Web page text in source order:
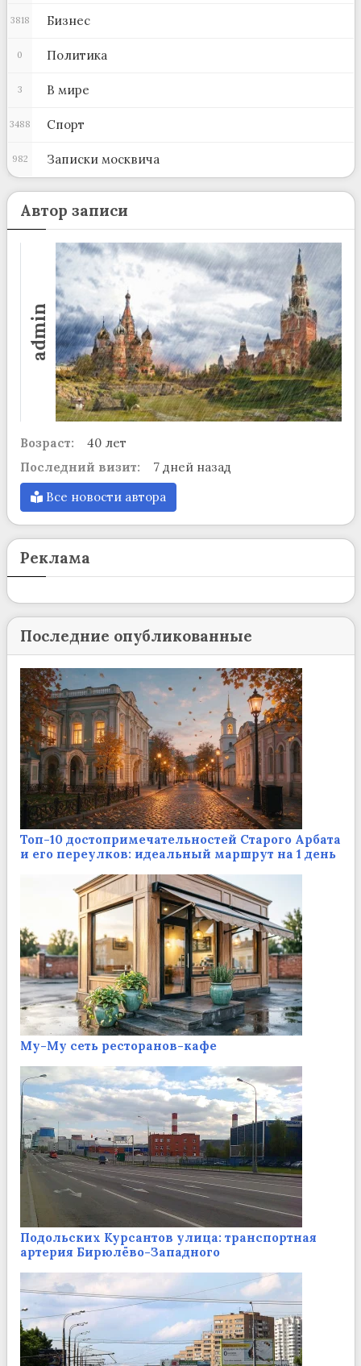
Бизнес
3818
Политика
0
В мире
3
Спорт
3488
Записки москвича
982
Автор записи
admin
Возраст:
40 лет
Последний визит:
7 дней назад
Все новости автора
Реклама
Последние опубликованные
Топ-10 достопримечательностей Старого Арбата
и его переулков: идеальный маршрут на 1 день
Му-Му сеть ресторанов-кафе
Подольских Курсантов улица: транспортная
артерия Бирюлёво-Западного